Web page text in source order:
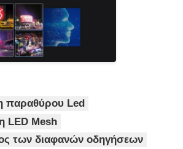
παραθύρου Led
LED Mesh
των διαφανών οδηγήσεων